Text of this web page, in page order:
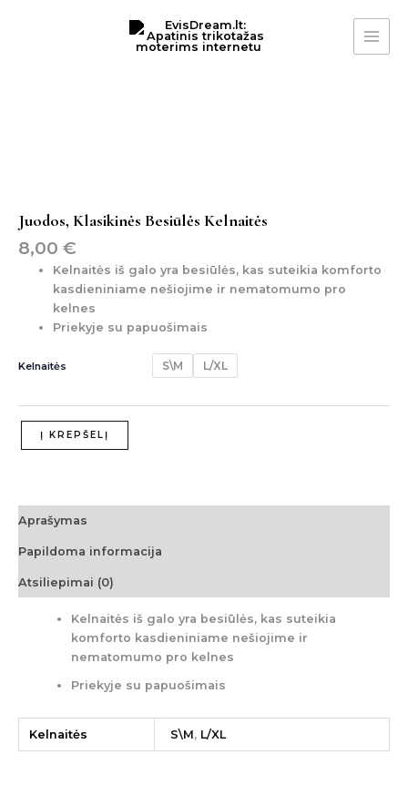
Juodos, Klasikinės Besiūlės Kelnaitės
8,00 €
Kelnaitės iš galo yra besiūlės, kas suteikia komforto
kasdieniniame nešiojime ir nematomumo pro
kelnes
Priekyje su papuošimais
Kelnaitės S\M L/XL
Į KREPŠELĮ
Aprašymas
Papildoma informacija
Atsiliepimai (0)
Kelnaitės iš galo yra besiūlės, kas suteikia
komforto kasdieniniame nešiojime ir
nematomumo pro kelnes
Priekyje su papuošimais
Kelnaitės S\M, L/XL